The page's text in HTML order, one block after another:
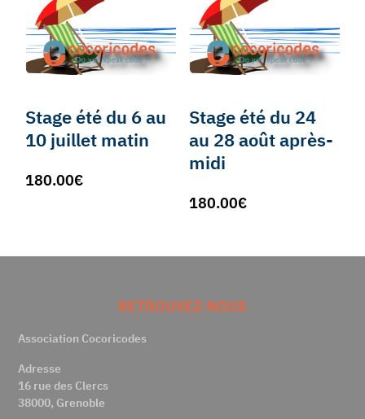
Stage été du 6 au
10 juillet matin
180.00€
Stage été du 24
au 28 août après-
midi
180.00€
RETROUVEZ-NOUS
Association Cocoricodes
Adresse
16 rue des Clercs
38000, Grenoble